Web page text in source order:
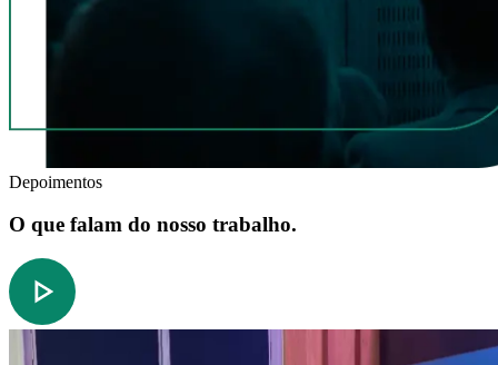
Depoimentos
O que falam do nosso trabalho.